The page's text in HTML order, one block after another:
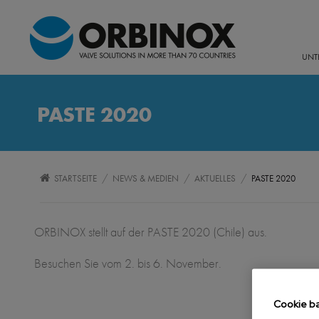
PASTE 2020
STARTSEITE / NEWS & MEDIEN / AKTUELLES / PASTE 2020
ORBINOX stellt auf der PASTE 2020 (Chile) aus.
Besuchen Sie vom 2. bis 6. November.
Cookie